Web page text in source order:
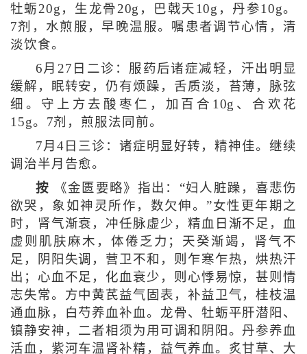
牡蛎20g，生龙骨20g，巴戟天10g，丹参10g。
7剂，水煎服，早晚温服。嘱患者调节心情，清
淡饮食。
6月27日二诊：服药后诸症减轻，汗出明显
缓解，眠转安，仍有烦躁，舌质淡，苔薄，脉弦
细。守上方去酸枣仁，加百合10g、合欢花
15g。7剂，煎服法同前。
7月4日三诊：诸症明显好转，精神佳。继续
调治半月告愈。
按 《金匮要略》指出：“妇人脏躁，喜悲伤
欲哭，象如神灵所作，数欠伸。”女性更年期之
时，肾气渐衰，冲任脉虚少，精血日渐不足，血
虚则肌肤麻木，体倦乏力；天癸渐竭，肾气不
足，阴阳失调，营卫不和，则乍寒乍热，烘热汗
出；心血不足，化血衰少，则心悸易惊，甚则情
志失常。方中黄芪益气固表，补益卫气，桂枝温
通血脉，白芍养血补血。龙骨、牡蛎平肝潜阳、
镇静安神，二者相须为用可调和阴阳。丹参养血
活血，紫河车温肾补精，益气养血。炙甘草、大